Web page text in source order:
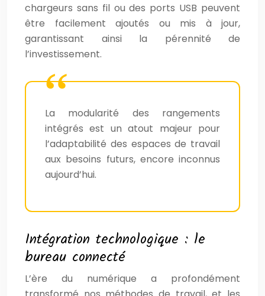
chargeurs sans fil ou des ports USB peuvent
être facilement ajoutés ou mis à jour,
garantissant ainsi la pérennité de
l’investissement.
La modularité des rangements
intégrés est un atout majeur pour
l’adaptabilité des espaces de travail
aux besoins futurs, encore inconnus
aujourd’hui.
Intégration technologique : le
bureau connecté
L’ère du numérique a profondément